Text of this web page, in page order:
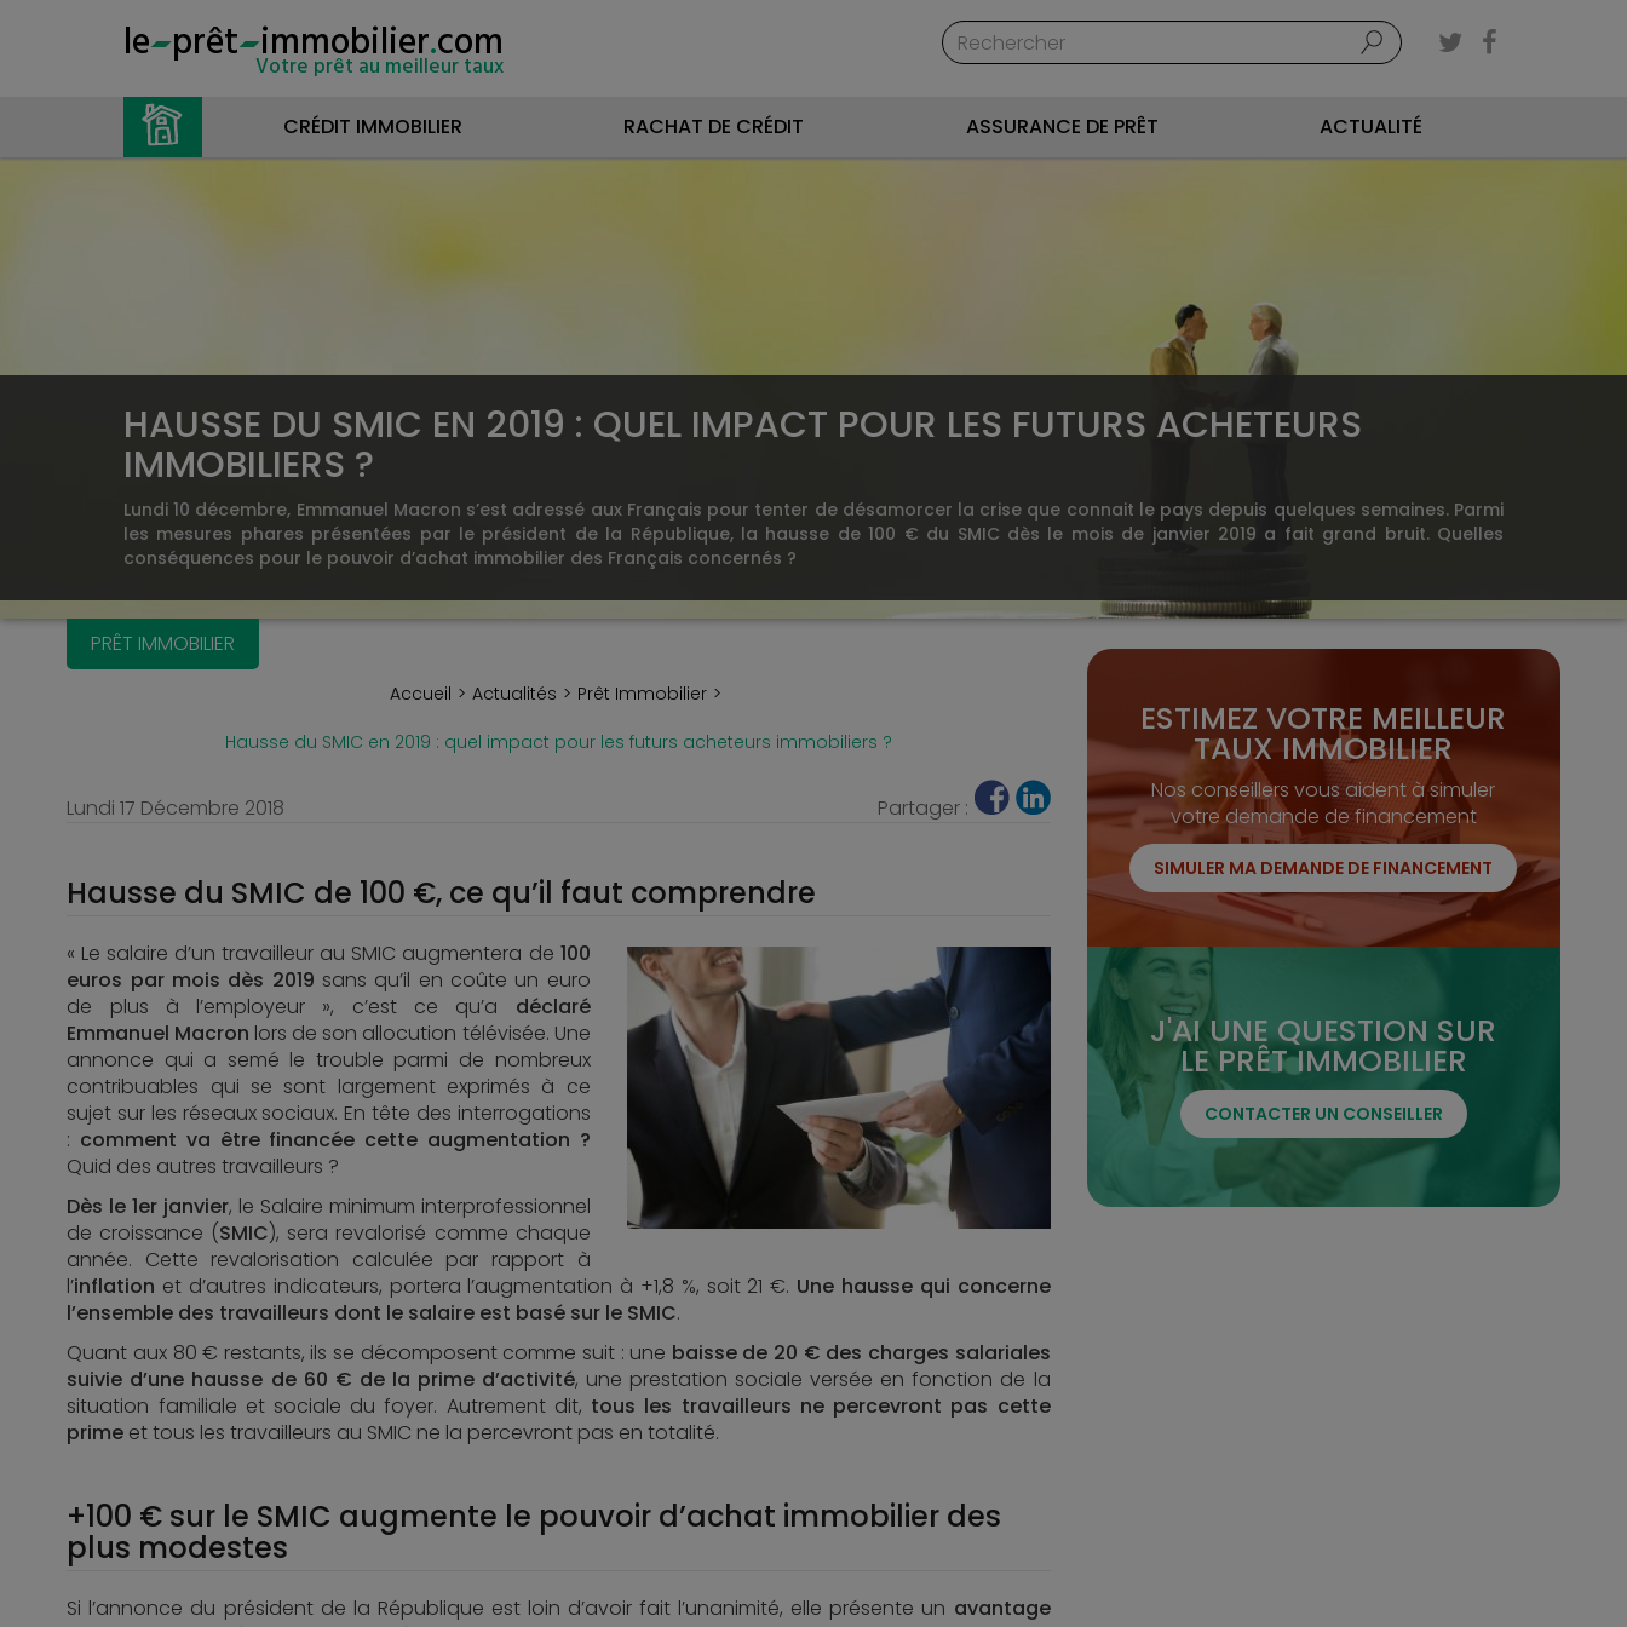
le prêt immobilier.com
Votre prêt au meilleur taux
CRÉDIT IMMOBILIER RACHAT DE CRÉDIT ASSURANCE DE PRÊT ACTUALITÉ
HAUSSE DU SMIC EN 2019 : QUEL IMPACT POUR LES FUTURS ACHETEURS
IMMOBILIERS ?
Lundi 10 décembre, Emmanuel Macron s’est adressé aux Français pour tenter de désamorcer la crise que connait le pays depuis quelques semaines. Parmi
les mesures phares présentées par le président de la République, la hausse de 100 € du SMIC dès le mois de janvier 2019 a fait grand bruit. Quelles
conséquences pour le pouvoir d’achat immobilier des Français concernés ?
PRÊT IMMOBILIER
Accueil Actualités
Prêt Immobilier
Hausse du SMIC en 2019 : quel impact pour les futurs acheteurs immobiliers ?
Lundi 17 Décembre 2018 Partager :
Hausse du SMIC de 100 €, ce qu’il faut comprendre
« Le salaire d’un travailleur au SMIC augmentera de 100
euros par mois dès 2019 sans qu’il en coûte un euro
de plus à l’employeur », c’est ce qu’a déclaré
Emmanuel Macron lors de son allocution télévisée. Une
annonce qui a semé le trouble parmi de nombreux
contribuables qui se sont largement exprimés à ce
sujet sur les réseaux sociaux. En tête des interrogations
: comment va être financée cette augmentation ?
Quid des autres travailleurs ?
Dès le 1er janvier, le Salaire minimum interprofessionnel
de croissance (SMIC), sera revalorisé comme chaque
année. Cette revalorisation calculée par rapport à
l’inflation et d’autres indicateurs, portera l’augmentation à +1,8 %, soit 21 €. Une hausse qui concerne
l’ensemble des travailleurs dont le salaire est basé sur le SMIC.
Quant aux 80 € restants, ils se décomposent comme suit : une baisse de 20 € des charges salariales
suivie d’une hausse de 60 € de la prime d’activité, une prestation sociale versée en fonction de la
situation familiale et sociale du foyer. Autrement dit, tous les travailleurs ne percevront pas cette
prime et tous les travailleurs au SMIC ne la percevront pas en totalité.
+100 € sur le SMIC augmente le pouvoir d’achat immobilier des
plus modestes
Si l’annonce du président de la République est loin d’avoir fait l’unanimité, elle présente un avantage
ESTIMEZ VOTRE MEILLEUR
TAUX IMMOBILIER
Nos conseillers vous aident à simuler
votre demande de financement
SIMULER MA DEMANDE DE FINANCEMENT
J'AI UNE QUESTION SUR
LE PRÊT IMMOBILIER
CONTACTER UN CONSEILLER